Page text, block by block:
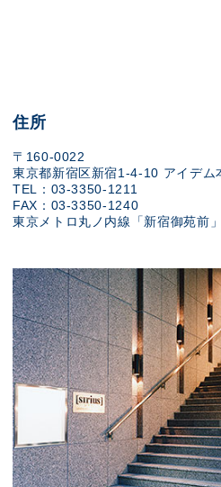
住所
〒160-0022
東京都新宿区新宿1-4-10 アイデム
TEL：03-3350-1211
FAX：03-3350-1240
東京メトロ丸ノ内線「新宿御苑前